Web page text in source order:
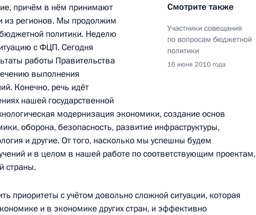
обороны Анатолием Сердюковым
Рособоронпоставки Надеждой
Московская область, Горки
экономического развития
1
Смотрите также
Участники совещания
по вопросам бюджетной
политики
16 июня 2010 года
причём в нём принимают
из регионов. Мы продолжим
политики. Неделю
с ФЦП. Сегодня
работы Правительства
выполнения
Конечно, речь идёт
нашей государственной
модернизация экономики, создание основ
оборона, безопасность, развитие инфраструктуры,
и другие. От того, насколько мы успешны будем
и в целом в нашей работе по соответствующим проектам,
страны.
приоритеты с учётом довольно сложной ситуации, которая
и в экономике других стран, и эффективно